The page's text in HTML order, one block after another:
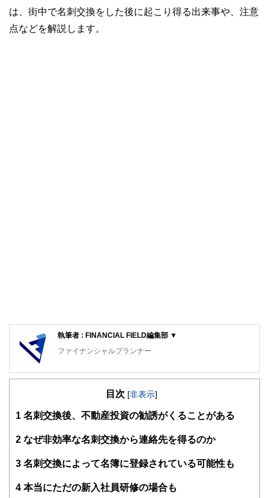
は、街中で名刺交換をした後に起こり得る出来事や、注意
点などを解説します。
執筆者 : FINANCIAL FIELD編集部 ▼
ファイナンシャルプランナー
FinancialField編集部は、金融、経済に関する記事を、日々
知識がない方でも理解できるようわかりやすく発信していま
得者を中心に「お金や暮らし」に関する書籍・雑誌の編集経
験者で構成され、企画立案から記事掲載まですべての工程に
護士、税理士、宅地建物取引士、相続診断士、住宅ローンア
目次 [非表示]
1 名刺交換後、不動産投資の勧誘がくることがある
2 なぜ非効率な名刺交換から連絡先を得るのか
3 名刺交換によって名簿に登録されている可能性も
4 本当にただの新入社員研修の場合も